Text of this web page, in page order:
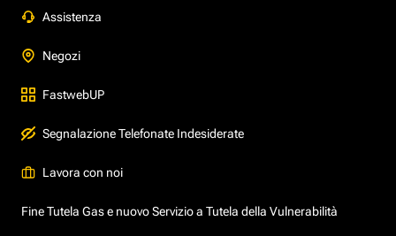
Assistenza
Negozi
FastwebUP
Segnalazione Telefonate Indesiderate
Lavora con noi
Fine Tutela Gas e nuovo Servizio a Tutela della Vulnerabilità